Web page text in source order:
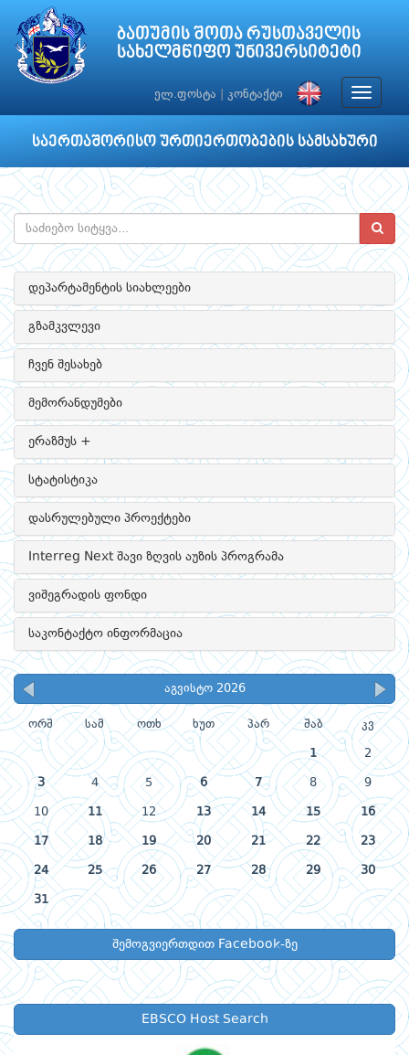
ბათუმის შოთა რუსთაველის
სახელმწიფო უნივერსიტეტი
ელ.ფოსტა კონტაქტი
Toggle
საერთაშორისო ურთიერთობების სამსახური
დეპარტამენტის სიახლეები
გზამკვლევი
ჩვენ შესახებ
მემორანდუმები
ერაზმუს +
სტატისტიკა
დასრულებული პროექტები
Interreg Next შავი ზღვის აუზის პროგრამა
ვიშეგრადის ფონდი
საკონტაქტო ინფორმაცია
აგვისტო 2026
ორშ სამ ოთხ ხუთ პარ შაბ კვ
1 2
3 4 5 6 7 8 9
10 11 12 13 14 15 16
17 18 19 20 21 22 23
24 25 26 27 28 29 30
31
შემოგვიერთდით Facebook-ზე
EBSCO Host Search